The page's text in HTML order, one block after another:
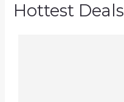
Hottest Deals